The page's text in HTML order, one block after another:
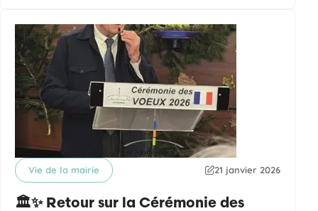
🏛️✨ Retour sur la Cérémonie des
Catégorie
Vie de la mairie Date de publication
21 janvier 2026